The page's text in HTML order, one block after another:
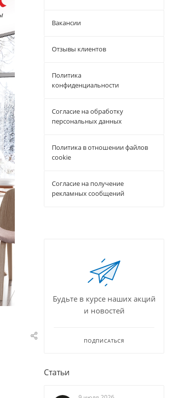
Вакансии
Отзывы клиентов
Политика
конфиденциальности
Согласие на обработку
персональных данных
Политика в отношении файлов
cookie
Согласие на получение
рекламных сообщений
Будьте в курсе наших акций
и новостей
ПОДПИСАТЬСЯ
Статьи